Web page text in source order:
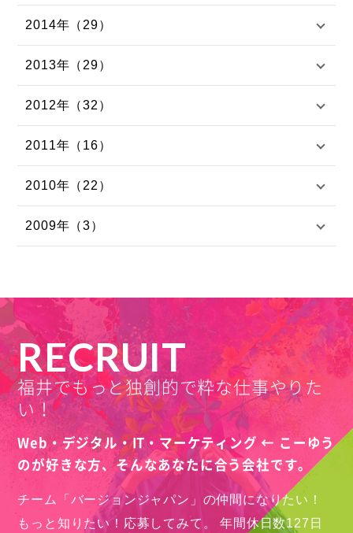
2014年（29）
2013年（29）
2012年（32）
2011年（16）
2010年（22）
2009年（3）
RECRUIT
福井でもっと独創的で粋な仕事やりた
い！
Web・デジタル・IT・マーケティング ← こーゆう
のが好きな方、そんなあなたに合う会社です。
チーム「バージョンジャパン」の仲間になりたい！
もっと知りたい！応募してみて。
年間休日数127日